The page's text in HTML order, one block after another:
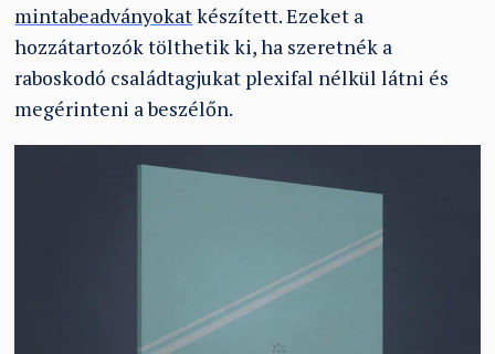
mintabeadványokatkészített. Ezeket a
hozzátartozók tölthetik ki, ha szeretnék a
raboskodó családtagjukat plexifal nélkül látni és
megérinteni a beszélőn.